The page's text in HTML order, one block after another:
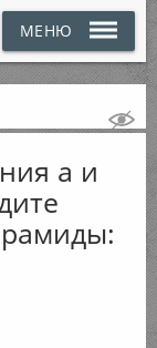
МЕНЮ
а и